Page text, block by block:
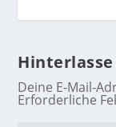
Deine E-Mail-
Erforderliche